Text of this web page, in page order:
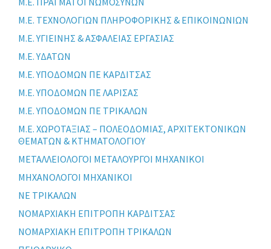
Μ.Ε. ΤΕΧΝΟΛΟΓΙΩΝ ΠΛΗΡΟΦΟΡΙΚΗΣ & ΕΠΙΚΟΙΝΩΝΙΩΝ
Μ.Ε. ΥΓΙΕΙΝΗΣ & ΑΣΦΑΛΕΙΑΣ ΕΡΓΑΣΙΑΣ
Μ.Ε. ΥΔΑΤΩΝ
Μ.Ε. ΥΠΟΔΟΜΩΝ ΠΕ ΚΑΡΔΙΤΣΑΣ
Μ.Ε. ΥΠΟΔΟΜΩΝ ΠΕ ΛΑΡΙΣΑΣ
Μ.Ε. ΥΠΟΔΟΜΩΝ ΠΕ ΤΡΙΚΑΛΩΝ
Μ.Ε. ΧΩΡΟΤΑΞΙΑΣ – ΠΟΛΕΟΔΟΜΙΑΣ, ΑΡΧΙΤΕΚΤΟΝΙΚΩΝ
ΘΕΜΑΤΩΝ & ΚΤΗΜΑΤΟΛΟΓΙΟΥ
ΜΕΤΑΛΛΕΙΟΛΟΓΟΙ ΜΕΤΑΛΟΥΡΓΟΙ ΜΗΧΑΝΙΚΟΙ
ΜΗΧΑΝΟΛΟΓΟΙ ΜΗΧΑΝΙΚΟΙ
ΝΕ ΤΡΙΚΑΛΩΝ
ΝΟΜΑΡΧΙΑΚΗ ΕΠΙΤΡΟΠΗ ΚΑΡΔΙΤΣΑΣ
ΝΟΜΑΡΧΙΑΚΗ ΕΠΙΤΡΟΠΗ ΤΡΙΚΑΛΩΝ